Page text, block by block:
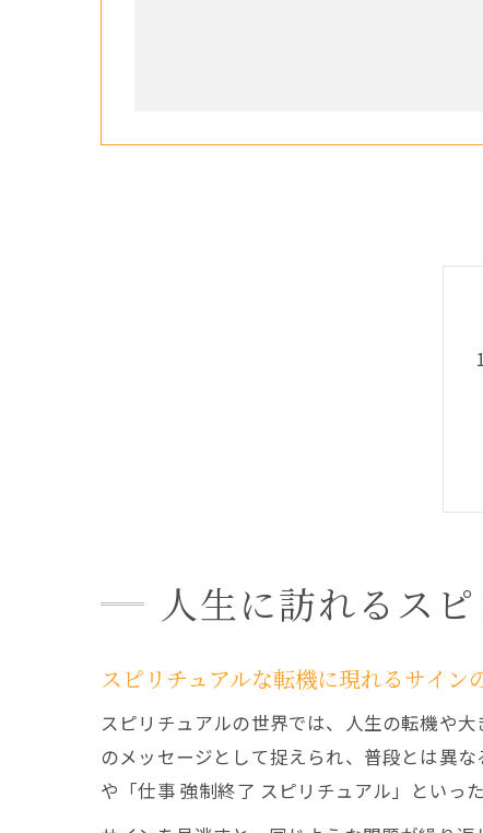
人生に訪れるス
スピリチュアルな転機に現れるサイン
スピリチュアルの世界では、人生の転機や
のメッセージとして捉えられ、普段とは異
や「仕事 強制終了 スピリチュアル」といっ